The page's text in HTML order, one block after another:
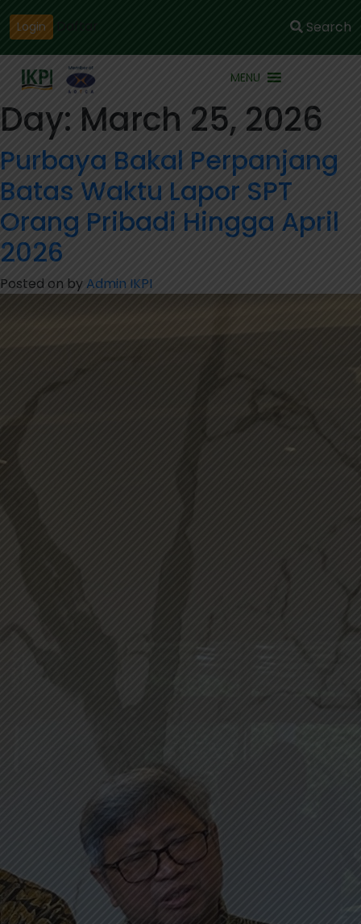
Login Search
MENU
Day: March 25, 2026
Purbaya Bakal Perpanjang
Batas Waktu Lapor SPT
Orang Pribadi Hingga April
2026
Posted on byAdmin IKPI